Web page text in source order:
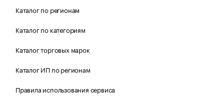
Каталог по регионам
Каталог по категориям
Каталог торговых марок
Каталог ИП по регионам
Правила использования сервиса